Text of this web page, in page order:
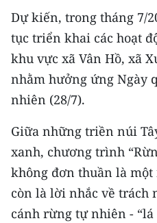
Dự kiến, trong tháng 7/
tục triển khai các hoạt
khu vực xã Vân Hồ, xã
nhằm hưởng ứng Ngày
nhiên (28/7).
Giữa những triền núi
xanh, chương trình
không đơn thuần là một
còn là lời nhắc về
cánh rừng tự nhiên - “lá